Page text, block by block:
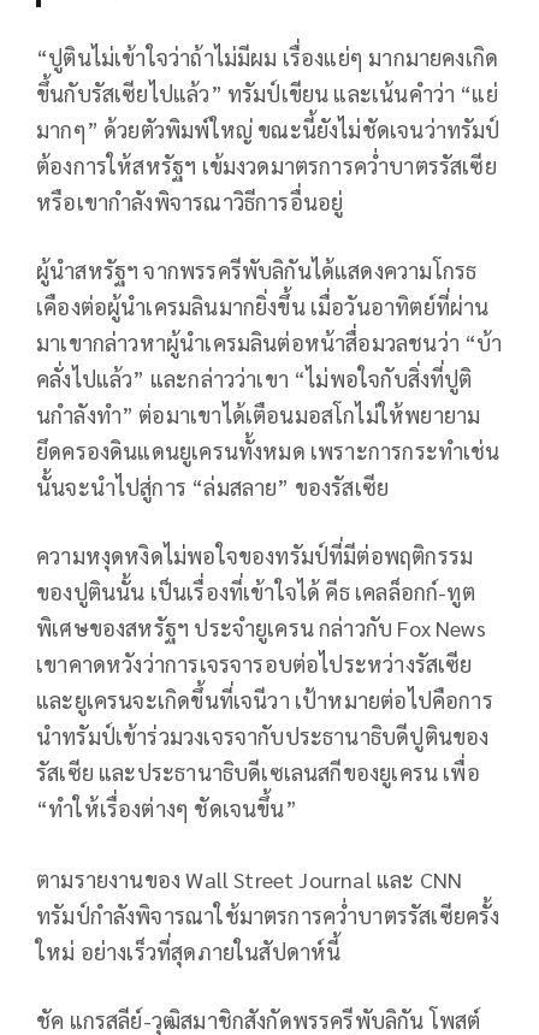
“ปูตินไม่เข้าใจว่าถ้าไม่มีผม เรื่องแย่ๆ มากมายคงเกิด
ขึ้นกับรัสเซียไปแล้ว” ทรัมป์เขียน และเน้นคำว่า “แย่
มากๆ” ด้วยตัวพิมพ์ใหญ่ ขณะนี้ยังไม่ชัดเจนว่าทรัมป์
ต้องการให้สหรัฐฯ เข้มงวดมาตรการคว่ำบาตรรัสเซีย
หรือเขากำลังพิจารณาวิธีการอื่นอยู่
ผู้นำสหรัฐฯ จากพรรครีพับลิกันได้แสดงความโกรธ
เคืองต่อผู้นำเครมลินมากยิ่งขึ้น เมื่อวันอาทิตย์ที่ผ่าน
มาเขากล่าวหาผู้นำเครมลินต่อหน้าสื่อมวลชนว่า “บ้า
คลั่งไปแล้ว” และกล่าวว่าเขา “ไม่พอใจกับสิ่งที่ปูติ
นกำลังทำ” ต่อมาเขาได้เตือนมอสโกไม่ให้พยายาม
ยึดครองดินแดนยูเครนทั้งหมด เพราะการกระทำเช่น
นั้นจะนำไปสู่การ “ล่มสลาย” ของรัสเซีย
ความหงุดหงิดไม่พอใจของทรัมป์ที่มีต่อพฤติกรรม
ของปูตินนั้น เป็นเรื่องที่เข้าใจได้ คีธ เคลล็อกก์-ทูต
พิเศษของสหรัฐฯ ประจำยูเครน กล่าวกับ Fox News
เขาคาดหวังว่าการเจรจารอบต่อไประหว่างรัสเซีย
และยูเครนจะเกิดขึ้นที่เจนีวา เป้าหมายต่อไปคือการ
นำทรัมป์เข้าร่วมวงเจรจากับประธานาธิบดีปูตินของ
รัสเซีย และประธานาธิบดีเซเลนสกีของยูเครน เพื่อ
“ทำให้เรื่องต่างๆ ชัดเจนขึ้น”
ตามรายงานของ Wall Street Journal และ CNN
ทรัมป์กำลังพิจารณาใช้มาตรการคว่ำบาตรรัสเซียครั้ง
ใหม่ อย่างเร็วที่สุดภายในสัปดาห์นี้
ชัค แกรสลีย์-วุฒิสมาชิกสังกัดพรรครีพับลิกัน โพสต์